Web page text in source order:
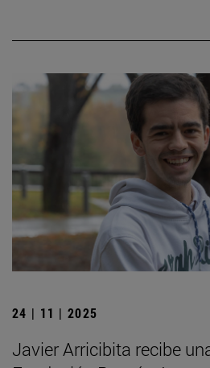
24 | 11 | 2025
Javier Arricibita recibe